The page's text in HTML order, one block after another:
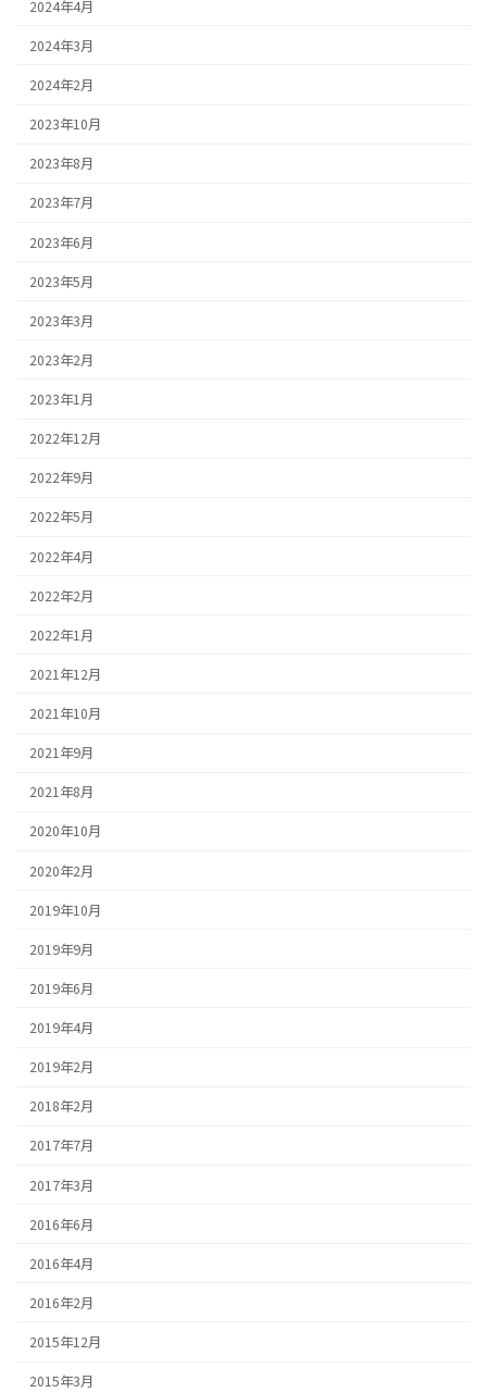
2024年4月
2024年3月
2024年2月
2023年10月
2023年8月
2023年7月
2023年6月
2023年5月
2023年3月
2023年2月
2023年1月
2022年12月
2022年9月
2022年5月
2022年4月
2022年2月
2022年1月
2021年12月
2021年10月
2021年9月
2021年8月
2020年10月
2020年2月
2019年10月
2019年9月
2019年6月
2019年4月
2019年2月
2018年2月
2017年7月
2017年3月
2016年6月
2016年4月
2016年2月
2015年12月
2015年3月